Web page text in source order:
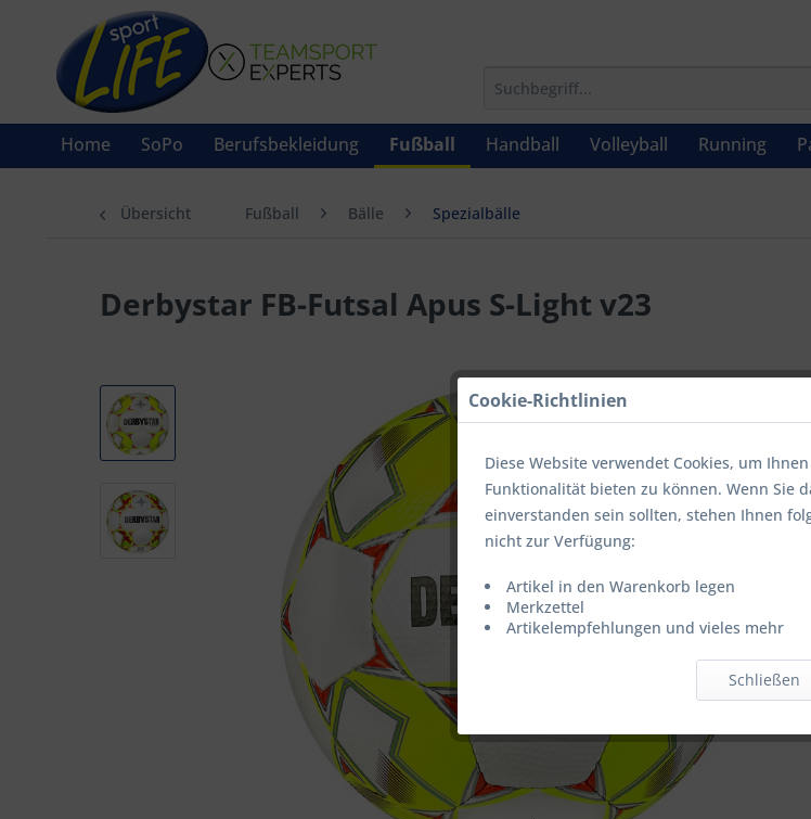
Home SoPo Berufsbekleidung Fußball Handball Volleyball Running
Übersicht Fußball Bälle Spezialbälle
Derbystar FB-Futsal Apus S-Light v23
Cookie-Richtlinien
Diese Website verwendet Cookies, um
Funktionalität bieten zu können. Wenn Sie
einverstanden sein sollten, stehen Ihnen
nicht zur Verfügung:
Artikel in den Warenkorb legen
Merkzettel
Artikelempfehlungen und vieles mehr
Schließen